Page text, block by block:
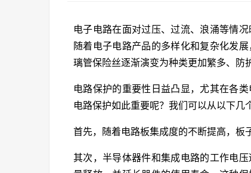
电子电路在面对过压、过流、浪涌等情
随着电子电路产品的多样化和复杂化发
璃管保险丝逐渐演变为种类更加繁多、防
电路保护的重要性日益凸显，尤其在各
电路保护如此重要呢？我们可以从以下几
首先，随着电路板集成度的不断提高，板
其次，半导体器件和集成电路的工作电